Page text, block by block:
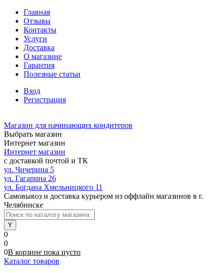
Главная
Отзывы
Контакты
Услуги
Доставка
О магазине
Гарантия
Полезные статьи
Вход
Регистрация
Магазин для начинающих кондитеров
Выбрать магазин
Интернет магазин
Интернет магазин
с доставкой почтой и ТК
ул. Чичерина 5
ул. Гагарина 26
ул. Богдана Хмельницкого 11
Самовывоз и доставка курьером из оффлайн магазинов в г.
Челябинске
0
0
0В корзине пока пусто
Каталог товаров